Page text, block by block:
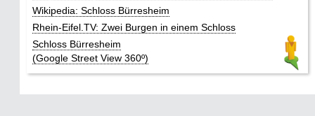
Wikipedia: Schloss Bürresheim
Rhein-Eifel.TV: Zwei Burgen in einem Schloss
Schloss Bürresheim
(Google Street View 360º)